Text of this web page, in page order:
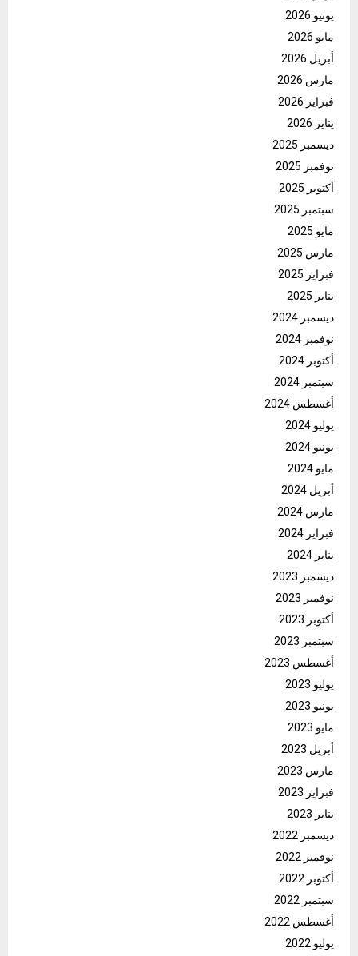
يونيو 2026
مايو 2026
أبريل 2026
مارس 2026
فبراير 2026
يناير 2026
ديسمبر 2025
نوفمبر 2025
أكتوبر 2025
سبتمبر 2025
مايو 2025
مارس 2025
فبراير 2025
يناير 2025
ديسمبر 2024
نوفمبر 2024
أكتوبر 2024
سبتمبر 2024
أغسطس 2024
يوليو 2024
يونيو 2024
مايو 2024
أبريل 2024
مارس 2024
فبراير 2024
يناير 2024
ديسمبر 2023
نوفمبر 2023
أكتوبر 2023
سبتمبر 2023
أغسطس 2023
يوليو 2023
يونيو 2023
مايو 2023
أبريل 2023
مارس 2023
فبراير 2023
يناير 2023
ديسمبر 2022
نوفمبر 2022
أكتوبر 2022
سبتمبر 2022
أغسطس 2022
يوليو 2022